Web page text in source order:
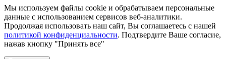
Мы используем файлы сookie и обрабатываем персональные
данные с использованием сервисов веб-аналитики.
Продолжая использовать наш сайт, Вы соглашаетесь с нашей
политикой конфиденциальности. Подтвердите Ваше согласие,
нажав кнопку "Принять все"